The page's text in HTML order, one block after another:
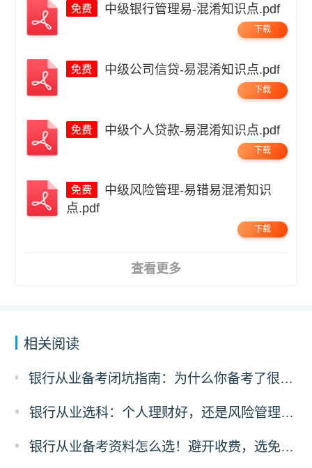
中级银行管理易-混淆知识点.pdf
下载
中级公司信贷-易混淆知识点.pdf
下载
中级个人贷款-易混淆知识点.pdf
下载
点.pdf
下载
查看更多
相关阅读
银行从业备考闭坑指南：为什么你备考了很久过不了？可能是刷错了题！
银行从业选科：个人理财好，还是风险管理更有前途？
银行从业备考资料怎么选！避开收费，选免费资料，省太多！